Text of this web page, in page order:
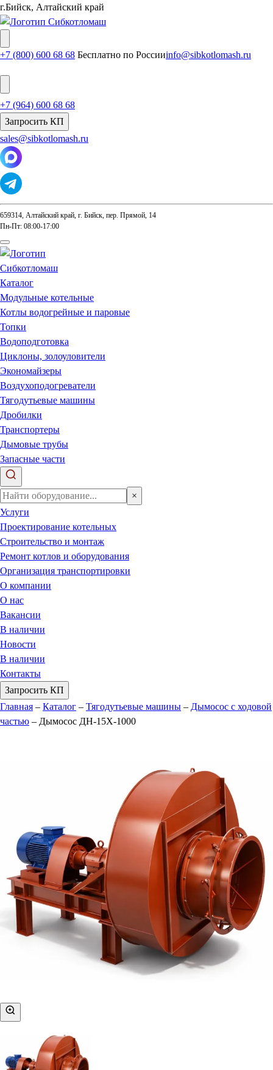
г.Бийск, Алтайский край
+7 (800) 600 68 68 Бесплатно по Россииinfo@sibkotlomash.ru
+7 (964) 600 68 68
Запросить КП
sales@sibkotlomash.ru
659314, Алтайский край, г. Бийск, пер. Прямой, 14
Пн-Пт: 08:00-17:00
Каталог
Модульные котельные
Котлы водогрейные и паровые
Топки
Водоподготовка
Циклоны, золоуловители
Экономайзеры
Воздухоподогреватели
Тягодутьевые машины
Дробилки
Транспортеры
Дымовые трубы
Запасные части
×
Услуги
Проектирование котельных
Строительство и монтаж
Ремонт котлов и оборудования
Организация транспортировки
О компании
О нас
Вакансии
В наличии
Новости
В наличии
Контакты
Запросить КП
Главная – Каталог – Тягодутьевые машины – Дымосос с ходовой
частью – Дымосос ДН-15Х-1000